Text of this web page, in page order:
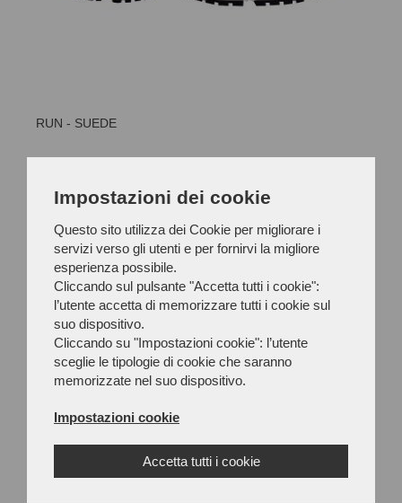
Impostazioni dei cookie
Questo sito utilizza dei Cookie per migliorare i
servizi verso gli utenti e per fornirvi la migliore
esperienza possibile.
Cliccando sul pulsante "Accetta tutti i cookie":
l’utente accetta di memorizzare tutti i cookie sul
suo dispositivo.
Cliccando su "Impostazioni cookie": l’utente
sceglie le tipologie di cookie che saranno
memorizzate nel suo dispositivo.
Impostazioni cookie
Accetta tutti i cookie
RUN - SUEDE